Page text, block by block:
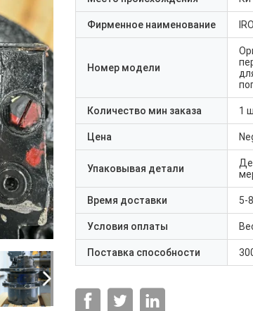
Фирменное наименование
Номер модели
Количество мин заказа 1
Цена
Упаковывая детали
Время доставки 5-
Условия оплаты
Поставка способности